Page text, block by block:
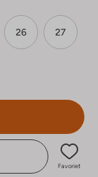
26 27
Favoriet